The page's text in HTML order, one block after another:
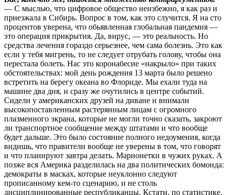
— С мыслью, что цифровое общество неизбежно, я как раз и
приезжала в Сибирь. Вопрос в том, как это случится. Я на сто
процентов уверена, что обьявленная глобальная пандемия —
это операция прикрытия. Да, вирус, — это реальность. Но
средства лечения гораздо серьезнее, чем сама болезнь. Это как
если у тебя мигрень, то не следует отрубать голову, чтобы она
перестала болеть. Нас это коронабесие «накрыло» при таких
обстоятельствах: мой день рождения 13 марта было решено
встретить на берегу океана во Флориде. Мы ехали туда на
машине два дня, и сразу же очутились в центре событий.
Сидели у американских друзей на диване и внимали
высокопоставленным растерянным лицам с огромного
плазменного экрана, которые не могли точно сказать, закроют
ли транспортное сообщение между штатами и что вообще
будет дальше. Это было состояние полного недоумения, когда
видишь, что правители вообще не уверены в том, что говорят
и что планируют завтра делать. Марионетки в чужих руках. А
позже вся Америка разделилась на два политических бомонда:
демократы в масках, которые неуклонно следуют
прописанному кем-то сценарию, и не столь
дисциплинированные республиканцы. Кстати, по статистике,